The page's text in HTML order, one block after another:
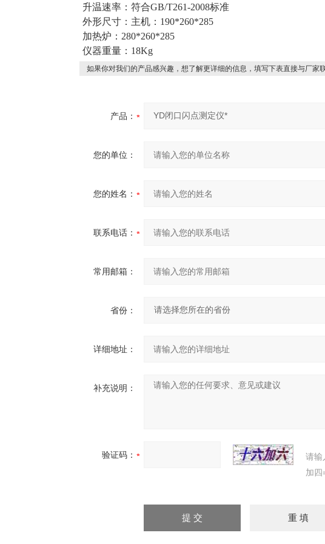
升温速率：符合GB/T261-2008标准
外形尺寸：主机：190*260*285
加热炉：280*260*285
仪器重量：18Kg
如果你对我们的产品感兴趣，想了解更详细的信息，填写下表直接与厂家
产品：
您的单位：
您的姓名：
联系电话：
常用邮箱：
省份：
详细地址：
补充说明：
验证码：
请输
加四